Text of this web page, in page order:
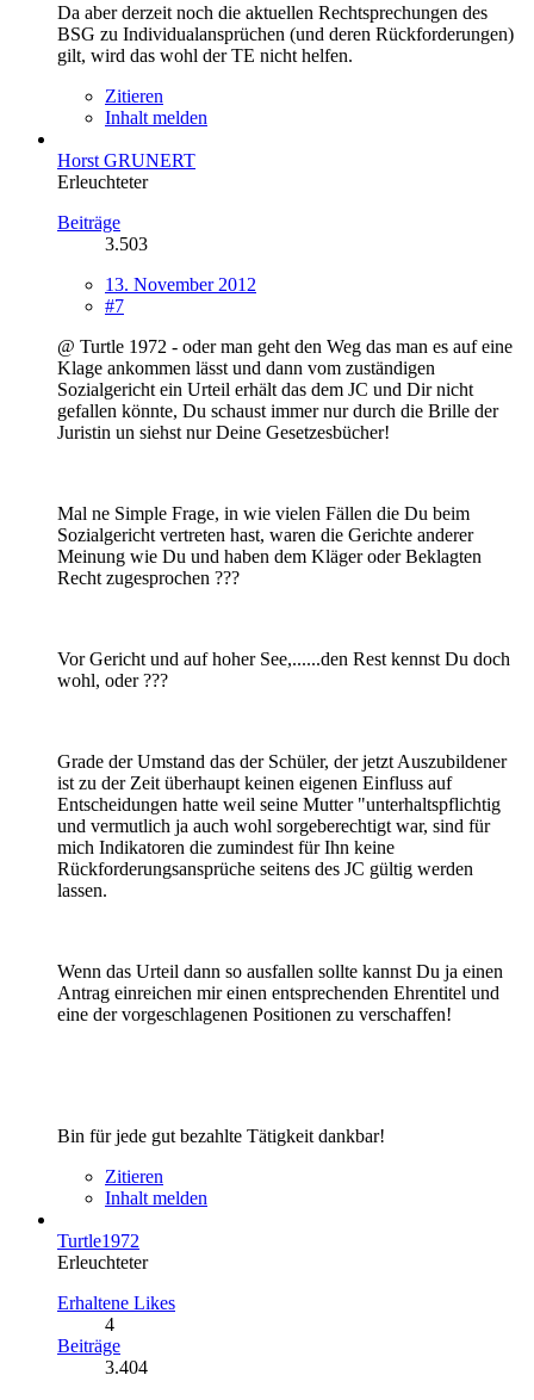
Da aber derzeit noch die aktuellen Rechtsprechungen des
BSG zu Individualansprüchen (und deren Rückforderungen)
gilt, wird das wohl der TE nicht helfen.
Zitieren
Inhalt melden
Horst GRUNERT
Erleuchteter
Beiträge
3.503
13. November 2012
#7
@ Turtle 1972 - oder man geht den Weg das man es auf eine
Klage ankommen lässt und dann vom zuständigen
Sozialgericht ein Urteil erhält das dem JC und Dir nicht
gefallen könnte, Du schaust immer nur durch die Brille der
Juristin un siehst nur Deine Gesetzesbücher!
Mal ne Simple Frage, in wie vielen Fällen die Du beim
Sozialgericht vertreten hast, waren die Gerichte anderer
Meinung wie Du und haben dem Kläger oder Beklagten
Recht zugesprochen ???
Vor Gericht und auf hoher See,......den Rest kennst Du doch
wohl, oder ???
Grade der Umstand das der Schüler, der jetzt Auszubildener
ist zu der Zeit überhaupt keinen eigenen Einfluss auf
Entscheidungen hatte weil seine Mutter "unterhaltspflichtig
und vermutlich ja auch wohl sorgeberechtigt war, sind für
mich Indikatoren die zumindest für Ihn keine
Rückforderungsansprüche seitens des JC gültig werden
lassen.
Wenn das Urteil dann so ausfallen sollte kannst Du ja einen
Antrag einreichen mir einen entsprechenden Ehrentitel und
eine der vorgeschlagenen Positionen zu verschaffen!
Bin für jede gut bezahlte Tätigkeit dankbar!
Zitieren
Inhalt melden
Turtle1972
Erleuchteter
Erhaltene Likes
4
Beiträge
3.404